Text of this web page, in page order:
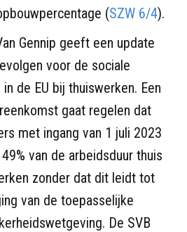
(SZW 6/4).
Gennip geeft een update
voor de sociale
de EU bij thuiswerken. Een
gaat regelen dat
met ingang van 1 juli 2023
van de arbeidsduur thuis
zonder dat dit leidt tot
van de toepasselijke
De SVB